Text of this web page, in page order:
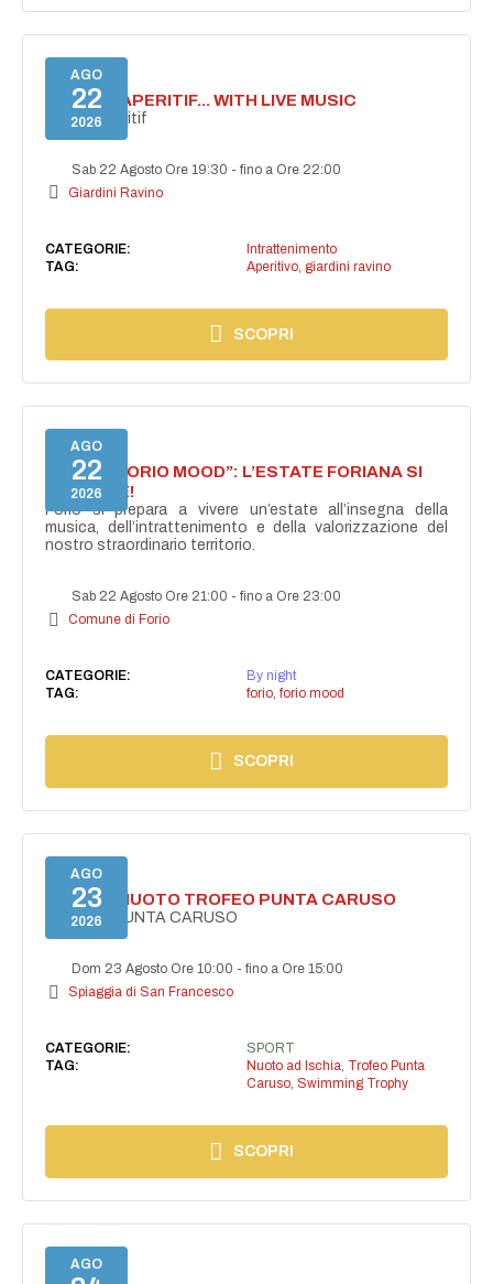
AGO
22
2026
SECRET APERITIF... WITH LIVE MUSIC
Secret aperitif
Sab 22 Agosto Ore 19:30 -fino a Ore 22:00
Giardini Ravino
CATEGORIE:
Intrattenimento
TAG:
Aperitivo, giardini ravino
SCOPRI
AGO
22
2026
NASCE “FORIO MOOD”: L’ESTATE FORIANA SI
ACCENDE!
Forio si prepara a vivere un’estate all’insegna della
musica, dell’intrattenimento e della valorizzazione del
nostro straordinario territorio.
Sab 22 Agosto Ore 21:00 -fino a Ore 23:00
Comune di Forio
CATEGORIE:
By night
TAG:
forio, forio mood
SCOPRI
AGO
23
2026
GARA DI NUOTO TROFEO PUNTA CARUSO
TROFEO PUNTA CARUSO
Dom 23 Agosto Ore 10:00 -fino a Ore 15:00
Spiaggia di San Francesco
CATEGORIE:
SPORT
TAG:
Nuoto ad Ischia, Trofeo Punta
Caruso, Swimming Trophy
SCOPRI
AGO